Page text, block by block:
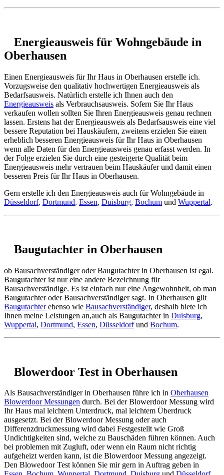
Energieausweis für Wohngebäude in
Oberhausen
Einen Energieausweis für Ihr Haus in Oberhausen erstelle ich.
Vorzugsweise den qualitativ hochwertigen Energieausweis als
Bedarfsausweis. Natürlich erstelle ich Ihnen auch den
Energieausweis als Verbrauchsausweis. Sofern Sie Ihr Haus
verkaufen wollen sollten Sie Ihren Energieausweis genau rechnen
lassen. Erstens hat der Energieausweis als Bedarfsausweis eine viel
bessere Reputation bei Hauskäufern, zweitens erzielen Sie einen
erheblich besseren Energieausweis für Ihr Haus in Oberhausen
wenn alle Daten für den Energieausweis genau erfasst werden. In
der Folge erzielen Sie durch eine gesteigerte Qualität beim
Energieausweis mehr vertrauen beim Hauskäufer und damit einen
besseren Preis für Ihr Haus in Oberhausen.
Gern erstelle ich den Energieausweis auch für Wohngebäude in
Düsseldorf, Dortmund, Essen, Duisburg, Bochum und Wuppertal.
Baugutachter in Oberhausen
ob Bausachverständiger oder Baugutachter in Oberhausen ist egal.
Baugutachter ist nur eine andere Bezeichnung für
Bausachverständige. Es ist einfach nur eine Angewohnheit, ob man
Baugutachter oder Bausachverständiger sagt. In Oberhausen gilt
Baugutachterebenso wie Bausachverständiger, deshalb biete ich
Ihnen meine Leistungen an,auch als Baugutachter in Duisburg,
Wuppertal, Dortmund, Essen, Düsseldorfund Bochum.
Blowerdoor Test in Oberhausen
Als Bausachverständiger in Oberhausen führe ich in Oberhausen
Blowerdoor Messungen durch. Bei der Blowerdoor Messung wird
Ihr Haus mal leichtem Unterdruck, mal leichtem Überdruck
ausgesetzt. Bei der Blowerdoor Messung oder auch
Differenzdruckmessung wird dabei Festgestellt wie Groß
Undichtigkeiten sind, welche zu Bauschäden führen können. Auch
bei problemen mit Zugluft, oder wenn ein Raum nicht richtig
aufgeheizt werden kann, ist die Blowerdoor Messung angezeigt.
Den Blowedoor Test können Sie mir gern in Auftrag geben in